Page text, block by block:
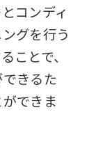
コンディ
グを行う
ことで、
きるた
できま